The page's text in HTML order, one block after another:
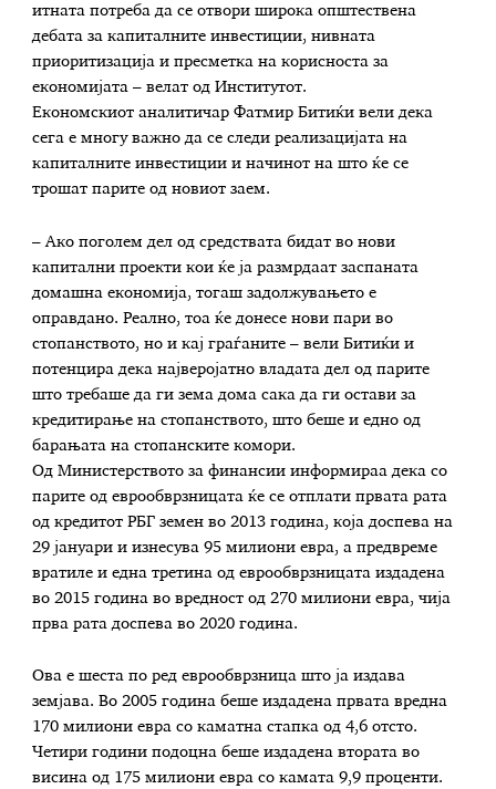
итната потреба да се отвори широка општествена
дебата за капиталните инвестиции, нивната
приоритизација и пресметка на корисноста за
економијата – велат од Институтот.
Економскиот аналитичар Фатмир Битиќи вели дека
сега е многу важно да се следи реализацијата на
капиталните инвестиции и начинот на што ќе се
трошат парите од новиот заем.
– Ако поголем дел од средствата бидат во нови
капитални проекти кои ќе ја размрдаат заспаната
домашна економија, тогаш задолжувањето е
оправдано. Реално, тоа ќе донесе нови пари во
стопанството, но и кај граѓаните – вели Битиќи и
потенцира дека најверојатно владата дел од парите
што требаше да ги зема дома сака да ги остави за
кредитирање на стопанството, што беше и едно од
барањата на стопанските комори.
Од Министерството за финансии информираа дека со
парите од еврообврзницата ќе се отплати првата рата
од кредитот РБГ земен во 2013 година, која доспева на
29 јануари и изнесува 95 милиони евра, а предвреме
вратиле и една третина од еврообврзницата издадена
во 2015 година во вредност од 270 милиони евра, чија
прва рата доспева во 2020 година.
Ова е шеста по ред еврообврзница што ја издава
земјава. Во 2005 година беше издадена првата вредна
170 милиони евра со каматна стапка од 4,6 отсто.
Четири години подоцна беше издадена втората во
висина од 175 милиони евра со камата 9,9 проценти.